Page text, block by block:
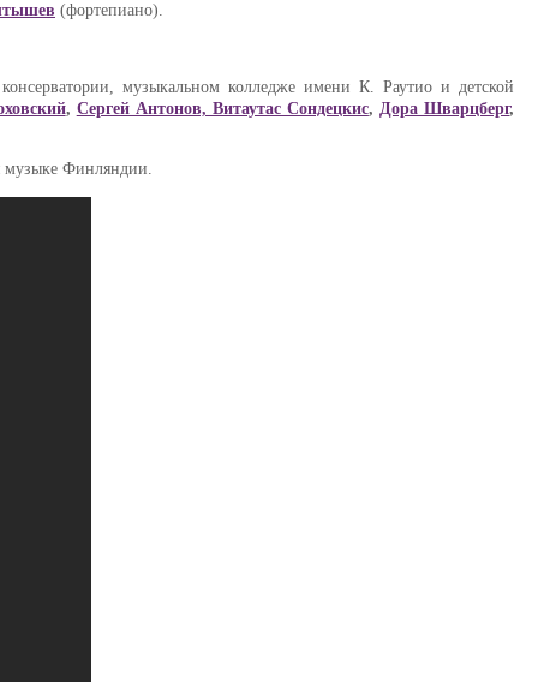
(фортепиано).
музыкальном колледже имени К. Раутио и детской
, Сергей Антонов, Витаутас Сондецкис, Дора Шварцберг,
музыке Финляндии.